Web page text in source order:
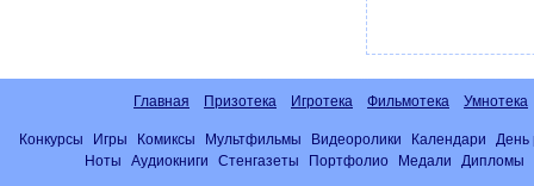
Главная Призотека Игротека Фильмотека Умнотека
Конкурсы Игры Комиксы Мультфильмы Видеоролики Календари
День
Ноты
Аудиокниги Стенгазеты Портфолио Медали Дипломы